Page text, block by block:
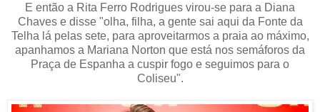
E então a Rita Ferro Rodrigues virou-se para a Diana
Chaves e disse "olha, filha, a gente sai aqui da Fonte da
Telha lá pelas sete, para aproveitarmos a praia ao máximo,
apanhamos a Mariana Norton que está nos semáforos da
Praça de Espanha a cuspir fogo e seguimos para o
Coliseu".